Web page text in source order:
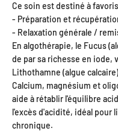
Ce soin est destiné à
- Préparation et
- Relaxation générale /
En algothérapie, le Fucus
de par sa richesse en iode,
Lithothamne (algue
Calcium, magnésium et
aide à rétablir l'équilibre
l'excès d'acidité, idéal pour
chronique.